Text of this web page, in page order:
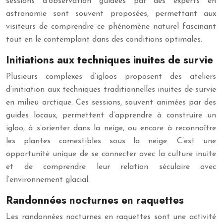
astronomie sont souvent proposées, permettant aux
visiteurs de comprendre ce phénomène naturel fascinant
tout en le contemplant dans des conditions optimales.
Initiations aux techniques inuites de survie
Plusieurs complexes d’igloos proposent des ateliers
d’initiation aux techniques traditionnelles inuites de survie
en milieu arctique. Ces sessions, souvent animées par des
guides locaux, permettent d’apprendre à construire un
igloo, à s’orienter dans la neige, ou encore à reconnaître
les plantes comestibles sous la neige. C’est une
opportunité unique de se connecter avec la culture inuite
et de comprendre leur relation séculaire avec
l’environnement glacial.
Randonnées nocturnes en raquettes
Les randonnées nocturnes en raquettes sont une activité